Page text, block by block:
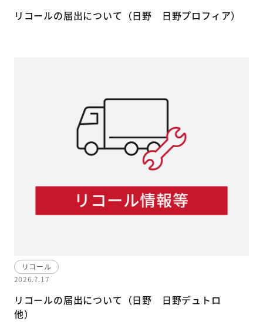
リコールの届出について（日野 日野プロフィア）
リコール
2026.7.17
リコールの届出について（日野 日野デュトロ
他）